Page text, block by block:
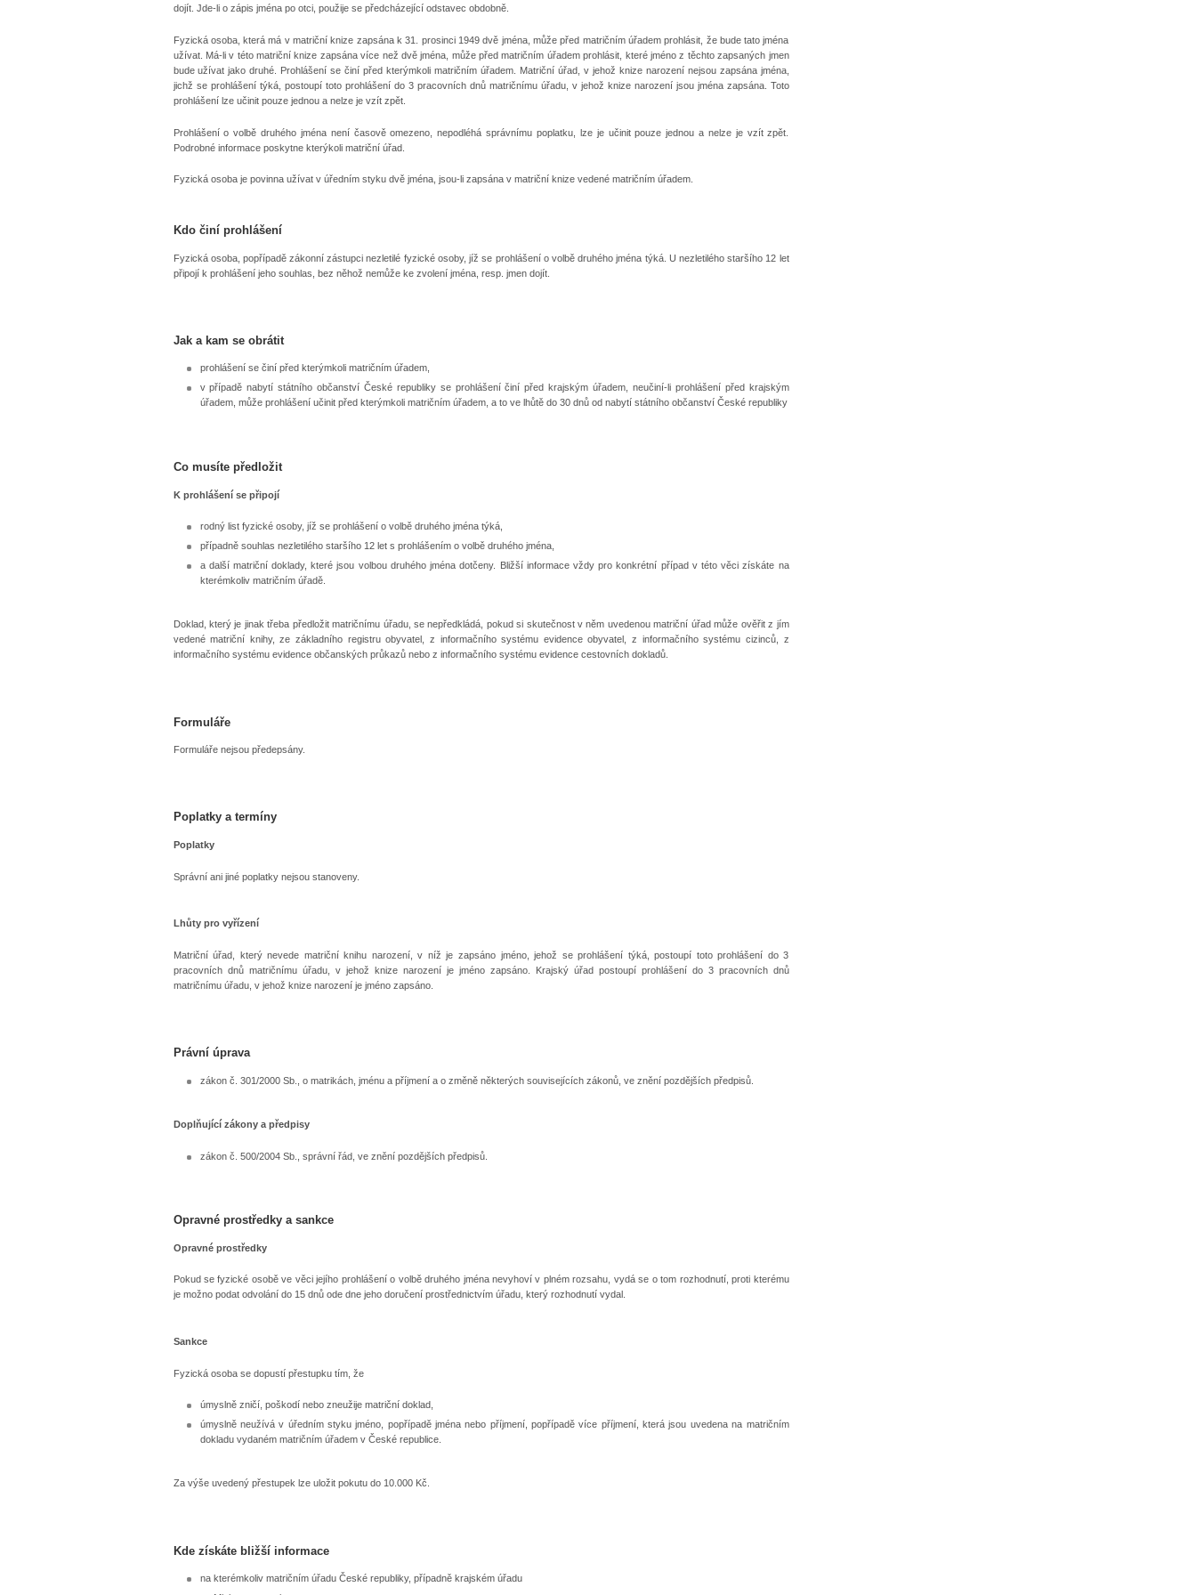
dojít. Jde-li o zápis jména po otci, použije se předcházející odstavec obdobně.
Fyzická osoba, která má v matriční knize zapsána k 31. prosinci 1949 dvě jména, může před matričním úřadem prohlásit, že bude tato jména
užívat. Má-li v této matriční knize zapsána více než dvě jména, může před matričním úřadem prohlásit, které jméno z těchto zapsaných jmen
bude užívat jako druhé. Prohlášení se činí před kterýmkoli matričním úřadem. Matriční úřad, v jehož knize narození nejsou zapsána jména,
jichž se prohlášení týká, postoupí toto prohlášení do 3 pracovních dnů matričnímu úřadu, v jehož knize narození jsou jména zapsána. Toto
prohlášení lze učinit pouze jednou a nelze je vzít zpět.
Prohlášení o volbě druhého jména není časově omezeno, nepodléhá správnímu poplatku, lze je učinit pouze jednou a nelze je vzít zpět.
Podrobné informace poskytne kterýkoli matriční úřad.
Fyzická osoba je povinna užívat v úředním styku dvě jména, jsou-li zapsána v matriční knize vedené matričním úřadem.
Kdo činí prohlášení
Fyzická osoba, popřípadě zákonní zástupci nezletilé fyzické osoby, jíž se prohlášení o volbě druhého jména týká. U nezletilého staršího 12 let
připojí k prohlášení jeho souhlas, bez něhož nemůže ke zvolení jména, resp. jmen dojít.
Jak a kam se obrátit
prohlášení se činí před kterýmkoli matričním úřadem,
v případě nabytí státního občanství České republiky se prohlášení činí před krajským úřadem, neučiní-li prohlášení před krajským
úřadem, může prohlášení učinit před kterýmkoli matričním úřadem, a to ve lhůtě do 30 dnů od nabytí státního občanství České republiky
Co musíte předložit
K prohlášení se připojí
rodný list fyzické osoby, jíž se prohlášení o volbě druhého jména týká,
případně souhlas nezletilého staršího 12 let s prohlášením o volbě druhého jména,
a další matriční doklady, které jsou volbou druhého jména dotčeny. Bližší informace vždy pro konkrétní případ v této věci získáte na
kterémkoliv matričním úřadě.
Doklad, který je jinak třeba předložit matričnímu úřadu, se nepředkládá, pokud si skutečnost v něm uvedenou matriční úřad může ověřit z jím
vedené matriční knihy, ze základního registru obyvatel, z informačního systému evidence obyvatel, z informačního systému cizinců, z
informačního systému evidence občanských průkazů nebo z informačního systému evidence cestovních dokladů.
Formuláře
Formuláře nejsou předepsány.
Poplatky a termíny
Poplatky
Správní ani jiné poplatky nejsou stanoveny.
Lhůty pro vyřízení
Matriční úřad, který nevede matriční knihu narození, v níž je zapsáno jméno, jehož se prohlášení týká, postoupí toto prohlášení do 3
pracovních dnů matričnímu úřadu, v jehož knize narození je jméno zapsáno. Krajský úřad postoupí prohlášení do 3 pracovních dnů
matričnímu úřadu, v jehož knize narození je jméno zapsáno.
Právní úprava
zákon č. 301/2000 Sb., o matrikách, jménu a příjmení a o změně některých souvisejících zákonů, ve znění pozdějších předpisů.
Doplňující zákony a předpisy
zákon č. 500/2004 Sb., správní řád, ve znění pozdějších předpisů.
Opravné prostředky a sankce
Opravné prostředky
Pokud se fyzické osobě ve věci jejího prohlášení o volbě druhého jména nevyhoví v plném rozsahu, vydá se o tom rozhodnutí, proti kterému
je možno podat odvolání do 15 dnů ode dne jeho doručení prostřednictvím úřadu, který rozhodnutí vydal.
Sankce
Fyzická osoba se dopustí přestupku tím, že
úmyslně zničí, poškodí nebo zneužije matriční doklad,
úmyslně neužívá v úředním styku jméno, popřípadě jména nebo příjmení, popřípadě více příjmení, která jsou uvedena na matričním
dokladu vydaném matričním úřadem v České republice.
Za výše uvedený přestupek lze uložit pokutu do 10.000 Kč.
Kde získáte bližší informace
na kterémkoliv matričním úřadu České republiky, případně krajském úřadu